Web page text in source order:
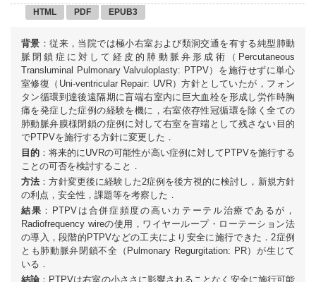
HTML
PDF EPUB3
背景 ：従来，当院では極小右室および類洞交通を有する純型肺動
脈閉鎖症に対して経皮的肺動脈弁形成術（Percutaneous
Transluminal Pulmonary Valvuloplasty: PTPV）を施行せずに単心
室修復（Uni-ventricular Repair: UVR）方針としていたが，フォン
タン循環到達後遠隔期に盲端右室内に巨大血栓を形成し労作時胸
痛を発症した症例の経験を機に，右室依存性冠循環を除く全ての
肺動脈弁膜様閉鎖の症例に対して右室を盲端として残さない目的
でPTPVを施行する方針に変更した．
目的 ：将来的にUVRの可能性が高い症例に対してPTPVを施行する
ことの可否を検討すること．
方法 ：方針変更後に経験した2症例を後方視的に検討し，新規方針
の利点，安全性，課題等を考察した．
結果 ：PTPVは合併症頻度の高いカテーテル治療であるが，
Radiofrequency wireの使用，ワイヤーループ・ローテーション法
の導入，段階的PTPVなどの工夫により安全に施行できた．2症例
とも肺動脈弁閉鎖不全（Pulmonary Regurgitation: PR）が生じて
いる．
結論 ：PTPVは右室の小ささに影響されることなく安全に施行可能